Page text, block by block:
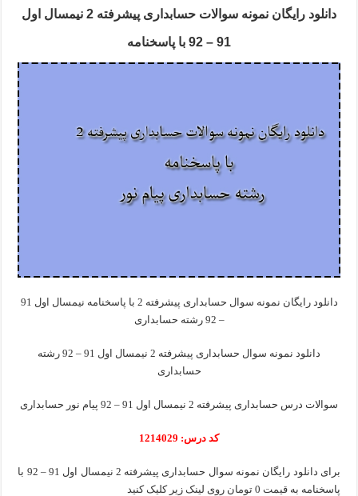
دانلود رایگان نمونه سوالات حسابداری پیشرفته 2 نیمسال اول
91 – 92 با پاسخنامه
دانلود رایگان نمونه سوال حسابداری پیشرفته 2 با پاسخنامه نیمسال اول 91
– 92 رشته حسابداری
دانلود نمونه سوال حسابداری پیشرفته 2 نیمسال اول 91 – 92 رشته
حسابداری
سوالات درس حسابداری پیشرفته 2 نیمسال اول 91 – 92 پیام نور حسابداری
کد درس: 1214029
برای دانلود رایگان نمونه سوال حسابداری پیشرفته 2 نیمسال اول 91 – 92 با
پاسخنامه به قیمت 0 تومان روی لینک زیر کلیک کنید